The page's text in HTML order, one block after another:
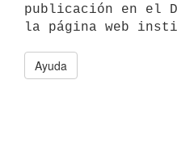
publicación en el
Ayuda